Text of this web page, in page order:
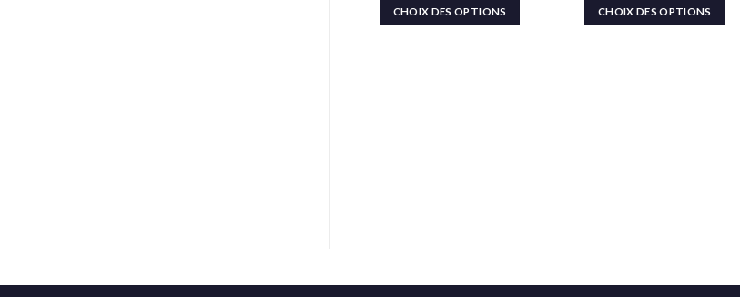
souhaits
CHOIX DES OPTIONS
souhaits
CHOIX DES OPTIONS